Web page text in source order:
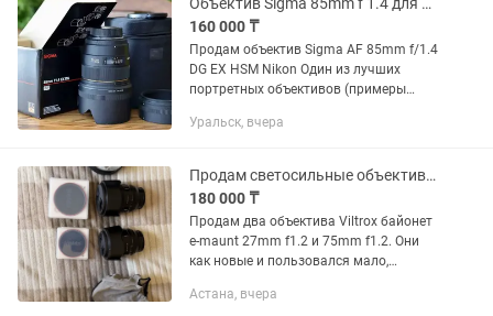
160 000 ₸
Продам объектив Sigma AF 85mm f/1.4
DG EX HSM Nikon Один из лучших
портретных объективов (примеры
светосильный с красивым рисунком
Уральск, вчера
Продам светосильные объективы Viltrox
180 000 ₸
Продам два объектива Viltrox байонет
e-maunt 27mm f1.2 и 75mm f1.2. Они
как новые и пользовался мало,
объектив 180к, если оба заберете, то
Астана, вчера